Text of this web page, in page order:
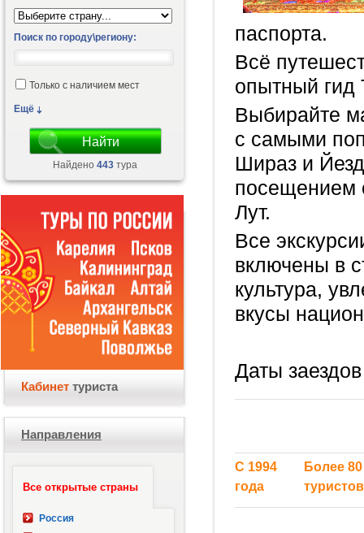
паспорта.
Всё
опытный
Выбирайте
с самыми
Шираз и
посещением
Лут.
Все
включены в
культура,
вкусы
Даты
С 1994
года
Более
туристов
Поиск по городу\региону:
Только с наличием мест
Ещё
Найдено 443 тура
Кабинет туриста
Направления
Все открытые страны
Россия